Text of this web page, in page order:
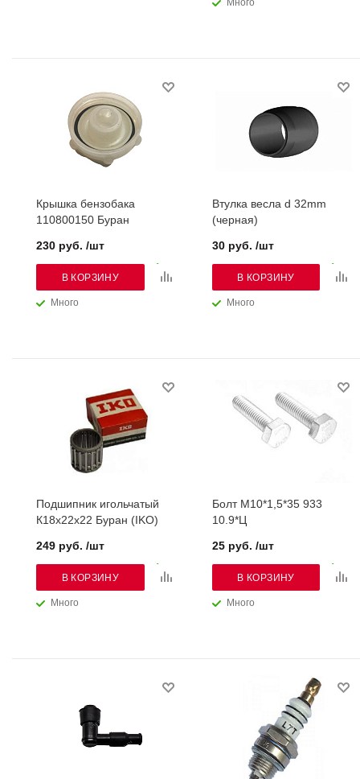
Много
Крышка бензобака
110800150 Буран
Много
230 руб. /шт
В КОРЗИНУ
Втулка весла d 32mm
(черная)
Много
30 руб. /шт
В КОРЗИНУ
Подшипник игольчатый
К18х22х22 Буран (IKO)
Много
249 руб. /шт
В КОРЗИНУ
Болт М10*1,5*35 933
10.9*Ц
Много
25 руб. /шт
В КОРЗИНУ